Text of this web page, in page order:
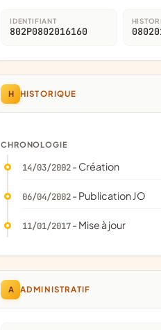
IDENTIFIANT
802P0802016160
H HISTORIQUE
CHRONOLOGIE
14/03/2002- Création
06/04/2002- Publication JO
11/01/2017- Mise à jour
A ADMINISTRATIF